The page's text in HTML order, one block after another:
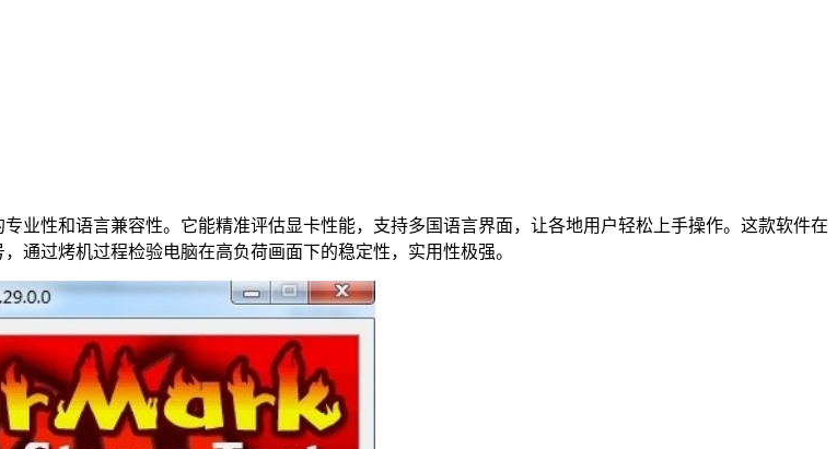
业性和语言兼容性。它能精准评估显卡性能，支持多国语言界面，让各地用户轻松上手操作。这款软件在
通过烤机过程检验电脑在高负荷画面下的稳定性，实用性极强。